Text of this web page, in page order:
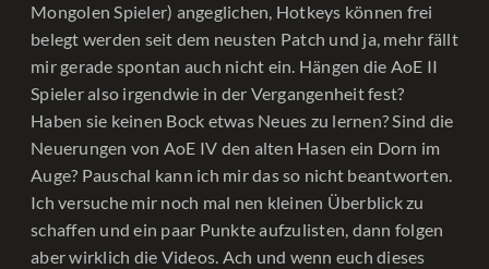
Mongolen Spieler) angeglichen, Hotkeys können frei
belegt werden seit dem neusten Patch und ja, mehr fällt
mir gerade spontan auch nicht ein. Hängen die AoE II
Spieler also irgendwie in der Vergangenheit fest?
Haben sie keinen Bock etwas Neues zu lernen? Sind die
Neuerungen von AoE IV den alten Hasen ein Dorn im
Auge? Pauschal kann ich mir das so nicht beantworten.
Ich versuche mir noch mal nen kleinen Überblick zu
schaffen und ein paar Punkte aufzulisten, dann folgen
aber wirklich die Videos. Ach und wenn euch dieses